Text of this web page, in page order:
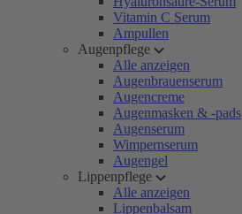
Vitamin C Serum
Ampullen
Augenpflege
Alle anzeigen
Augenbrauenserum
Augencreme
Augenmasken & -pads
Augenserum
Wimpernserum
Augengel
Lippenpflege
Alle anzeigen
Lippenbalsam